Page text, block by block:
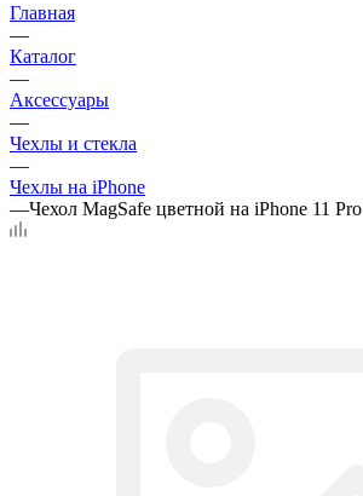
Главная
—
Каталог
—
Аксессуары
—
Чехлы и стекла
—
Чехлы на iPhone
—Чехол MagSafe цветной на iPhone 11 Pro